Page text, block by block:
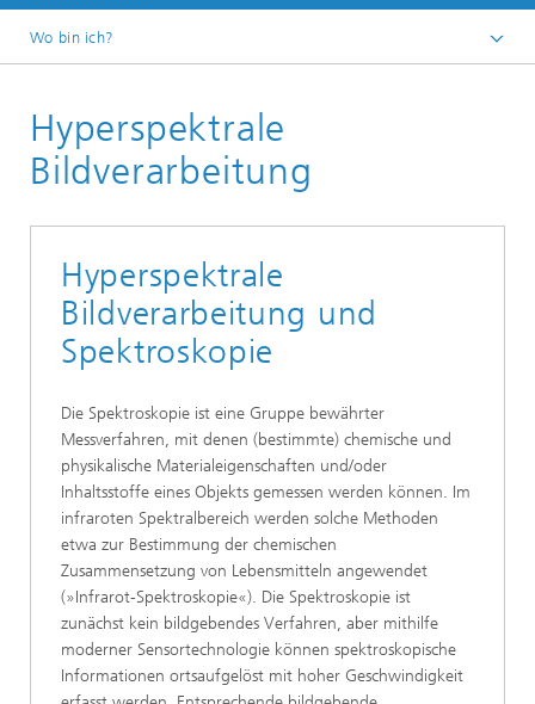
Wo bin ich?
Technologien und Anwendungen
Technologien
Hyperspektrale
Bildverarbeitung
Hyperspektrale
Bildverarbeitung und
Spektroskopie
Die Spektroskopie ist eine Gruppe bewährter
Messverfahren, mit denen (bestimmte) chemische und
physikalische Materialeigenschaften und/oder
Inhaltsstoffe eines Objekts gemessen werden können. Im
infraroten Spektralbereich werden solche Methoden
etwa zur Bestimmung der chemischen
Zusammensetzung von Lebensmitteln angewendet
(»Infrarot-Spektroskopie«). Die Spektroskopie ist
zunächst kein bildgebendes Verfahren, aber mithilfe
moderner Sensortechnologie können spektroskopische
Informationen ortsaufgelöst mit hoher Geschwindigkeit